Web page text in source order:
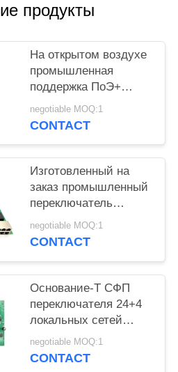
продукты
На открытом воздухе
промышленная
поддержка ПоЭ+
входного сигнала АК
ПОЭ ПСЭ 220в порта
negotiable MOQ:1
CONTACT
Изготовленный на
заказ промышленный
переключатель
локальных сетей,
переключатель 52
гигабитом
negotiable MOQ:1
CONTACT
Основание-Т СФП
переключателя 24+4
локальных сетей
одиночного порта
обломока 28
negotiable MOQ:1
CONTACT